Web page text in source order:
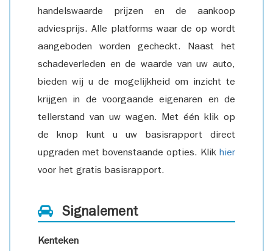
handelswaarde prijzen en de aankoop
adviesprijs. Alle platforms waar de op wordt
aangeboden worden gecheckt. Naast het
schadeverleden en de waarde van uw auto,
bieden wij u de mogelijkheid om inzicht te
krijgen in de voorgaande eigenaren en de
tellerstand van uw wagen. Met één klik op
de knop kunt u uw basisrapport direct
upgraden met bovenstaande opties. Klik hier
voor het gratis basisrapport.
Signalement
Kenteken